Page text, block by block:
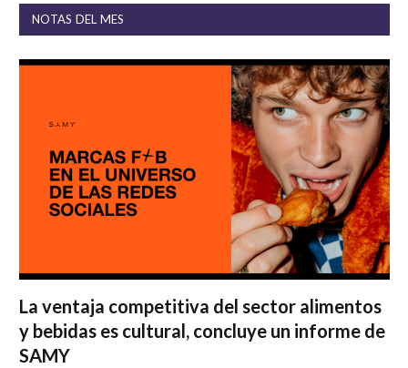
NOTAS DEL MES
La ventaja competitiva del sector alimentos
y bebidas es cultural, concluye un informe de
SAMY